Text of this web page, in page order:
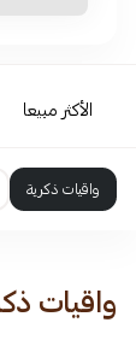
الأكثر مبيعا
واقيات ذكرية
واقيات